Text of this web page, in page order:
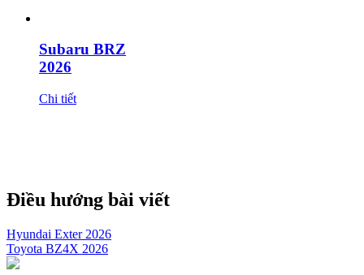
Subaru BRZ
2026
Chi tiết
Điều hướng bài viết
Hyundai Exter 2026
Toyota BZ4X 2026